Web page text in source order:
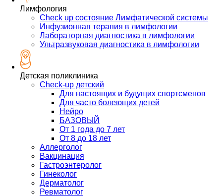
Лимфология
Check up состояние Лимфатической системы
Инфузионная терапия в лимфологии
Лабораторная диагностика в лимфологии
Ультразвуковая диагностика в лимфологии
Детская поликлиника
Check-up детский
Для настоящих и будущих спортсменов
Для часто болеющих детей
Нейро
БАЗОВЫЙ
От 1 года до 7 лет
От 8 до 18 лет
Аллерголог
Вакцинация
Гастроэнтеролог
Гинеколог
Дерматолог
Ревматолог